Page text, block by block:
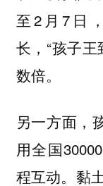
至2月7日
长，“孩子
数倍。
另一方面，
用全国
程互动。黏